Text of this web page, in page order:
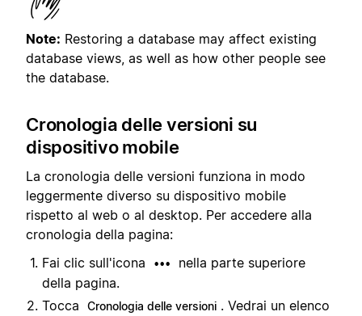
Note: Restoring a database may affect existing
database views, as well as how other people see
the database.
Cronologia delle versioni su
dispositivo mobile
La cronologia delle versioni funziona in modo
leggermente diverso su dispositivo mobile
rispetto al web o al desktop. Per accedere alla
cronologia della pagina:
Fai clic sull'icona
•••
nella parte superiore
della pagina.
Tocca
Cronologia delle versioni . Vedrai un elenco